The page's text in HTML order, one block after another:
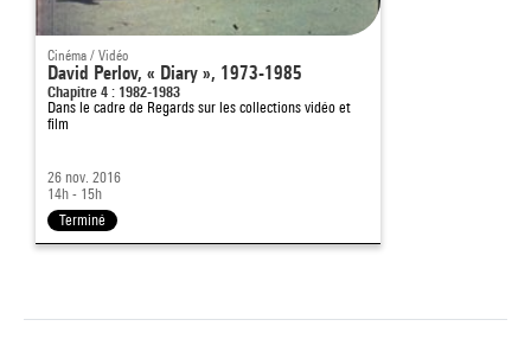
Cinéma / Vidéo
David Perlov, « Diary », 1973-1985
Chapitre 4 : 1982-1983
Dans le cadre de Regards sur les collections vidéo et
film
26 nov. 2016
14h - 15h
Terminé